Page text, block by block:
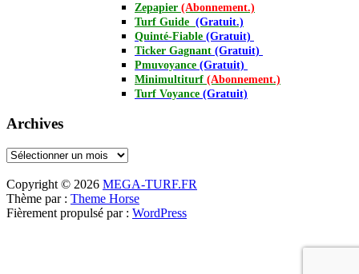
Zepapier (Abonnement.)
Turf Guide (Gratuit.)
Quinté-Fiable (Gratuit)
Ticker Gagnant (Gratuit)
Pmuvoyance (Gratuit)
Minimultiturf (Abonnement.)
Turf Voyance (Gratuit)
Archives
Archives
Copyright © 2026 MEGA-TURF.FR
Thème par : Theme Horse
Fièrement propulsé par : WordPress